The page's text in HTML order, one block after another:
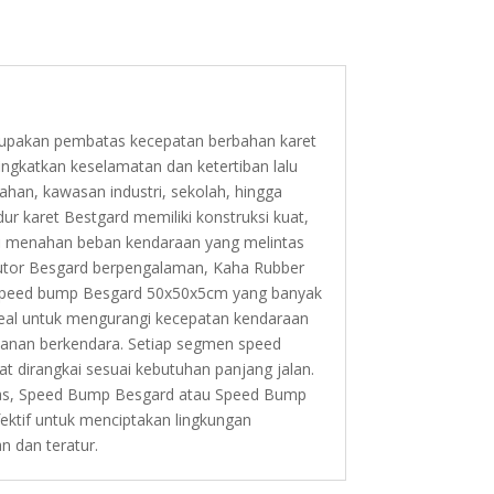
pembatas kecepatan berbahan karet
keselamatan dan ketertiban lalu
kawasan industri, sekolah, hingga
karet Bestgard memiliki konstruksi kuat,
beban kendaraan yang melintas
Besgard berpengalaman, Kaha Rubber
bump Besgard 50x50x5cm yang banyak
untuk mengurangi kecepatan kendaraan
berkendara. Setiap segmen speed
dirangkai sesuai kebutuhan panjang jalan.
Speed Bump Besgard atau Speed Bump
untuk menciptakan lingkungan
dan teratur.